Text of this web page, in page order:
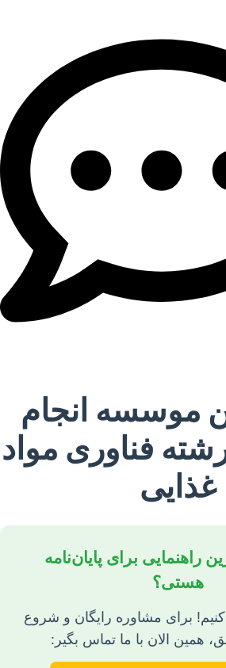
موسسه انجام
رشته فناوری مواد
غذایی
راهنمایی برای پایان‌نامه
هستی؟
برای مشاوره رایگان و شروع
همین الان با ما تماس بگیر: